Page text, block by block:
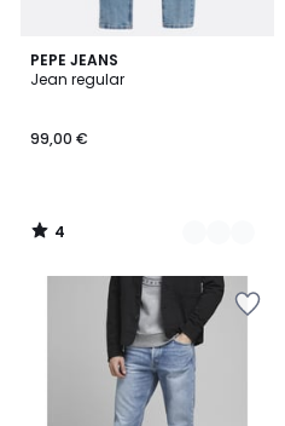
PEPE JEANS
Jean regular
99,00 €
4
/
2
Couleurs
4
/